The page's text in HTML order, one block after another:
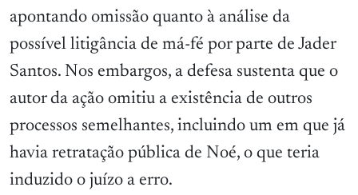
apontando omissão quanto à análise da
possível litigância de má-fé por parte de Jader
Santos. Nos embargos, a defesa sustenta que o
autor da ação omitiu a existência de outros
processos semelhantes, incluindo um em que já
havia retratação pública de Noé, o que teria
induzido o juízo a erro.